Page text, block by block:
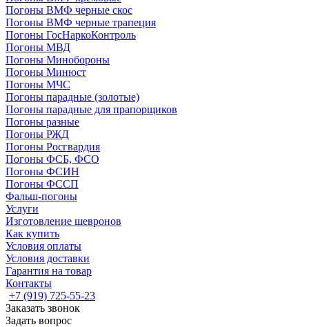
Погоны ВМФ черные скос
Погоны ВМФ черные трапеция
Погоны ГосНаркоКонтроль
Погоны МВД
Погоны Минобороны
Погоны Минюст
Погоны МЧС
Погоны парадные (золотые)
Погоны парадные для прапорщиков
Погоны разные
Погоны РЖД
Погоны Росгвардия
Погоны ФСБ, ФСО
Погоны ФСИН
Погоны ФССП
Фальш-погоны
Услуги
Изготовление шевронов
Как купить
Условия оплаты
Условия доставки
Гарантия на товар
Контакты
+7 (919) 725-55-23
Заказать звонок
Задать вопрос